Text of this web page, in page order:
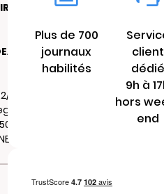
33450
2019, il a été
social au 4 Rue
LIBOURNE.
Plus de 700
journaux
habilités
client
dédié
9h à
hors
end